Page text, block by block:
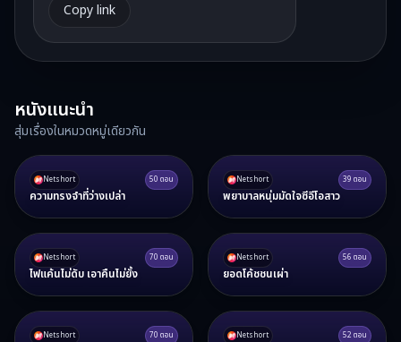
Copy link
หนังแนะนำ
สุ่มเรื่องในหมวดหมู่เดียวกัน
Netshort 50 ตอน
ความทรงจำที่ว่างเปล่า
Netshort 39 ตอน
พยาบาลหนุ่มมัดใจซีอีโอสาว
Netshort 70 ตอน
ไฟแค้นไม่ดับ เอาคืนไม่ยั้ง
Netshort 56 ตอน
ยอดโค้ชชนเผ่า
Netshort 70 ตอน Netshort 52 ตอน